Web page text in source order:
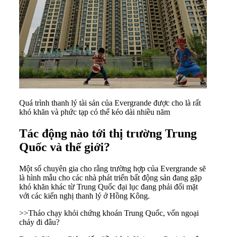
Quá trình thanh lý tài sản của Evergrande được cho là rất
khó khăn và phức tạp có thể kéo dài nhiều năm
Tác động nào tới thị trường Trung
Quốc và thế giới?
Một số chuyên gia cho rằng trường hợp của Evergrande sẽ
là hình mẫu cho các nhà phát triển bất động sản đang gặp
khó khăn khác từ Trung Quốc đại lục đang phải đối mặt
với các kiến nghị thanh lý ở Hồng Kông.
>>Tháo chạy khỏi chứng khoán Trung Quốc, vốn ngoại
chảy đi đâu?